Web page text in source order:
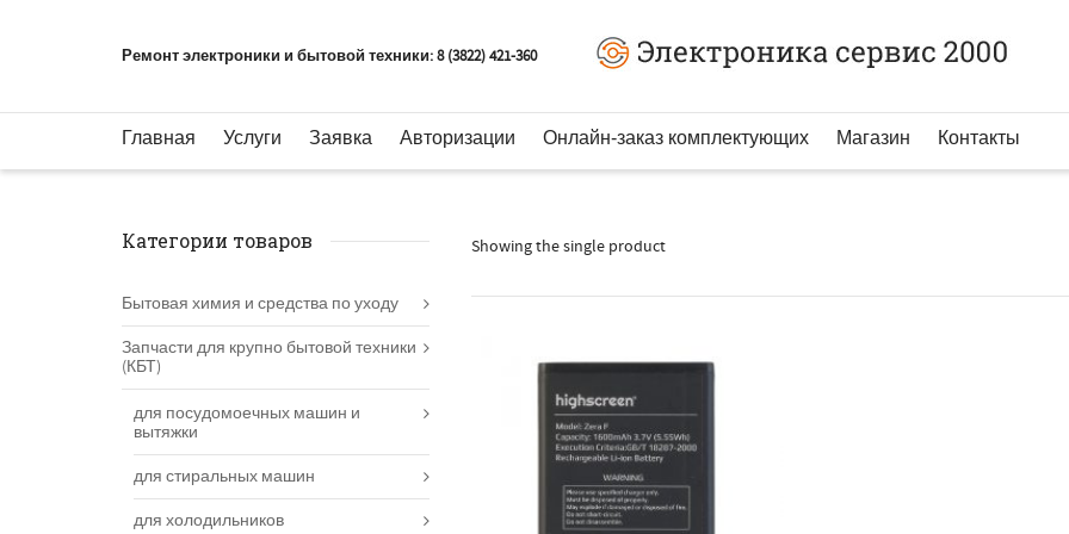
Ремонт электроники и бытовой техники: 8 (3822) 421-360
Главная Услуги Заявка Авторизации Онлайн-заказ комплектующих Магазин Контакты
Showing the single product
Категории товаров
Бытовая химия и средства по уходу
Запчасти для крупно бытовой техники
(КБТ)
для посудомоечных машин и
вытяжки
для стиральных машин
для холодильников